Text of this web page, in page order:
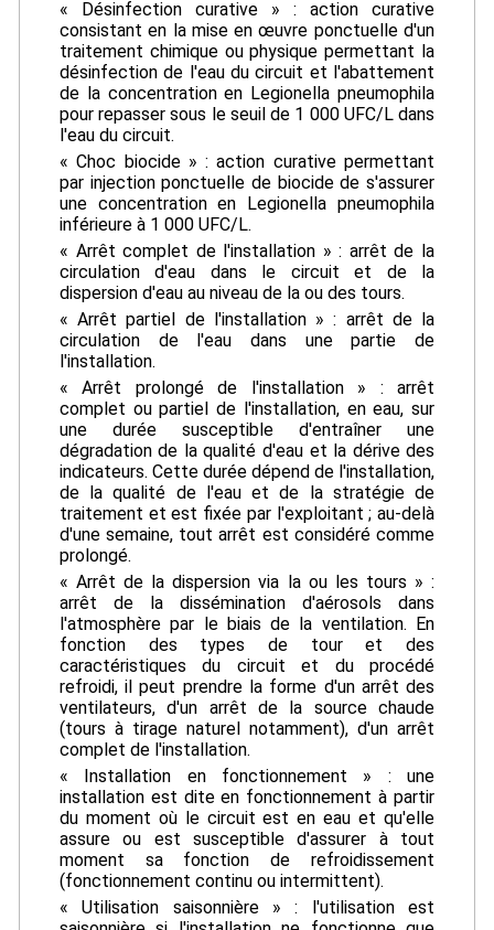
« Désinfection curative » : action curative
consistant en la mise en œuvre ponctuelle d'un
traitement chimique ou physique permettant la
désinfection de l'eau du circuit et l'abattement
de la concentration en Legionella pneumophila
pour repasser sous le seuil de 1 000 UFC/L dans
l'eau du circuit.
« Choc biocide » : action curative permettant
par injection ponctuelle de biocide de s'assurer
une concentration en Legionella pneumophila
inférieure à 1 000 UFC/L.
« Arrêt complet de l'installation » : arrêt de la
circulation d'eau dans le circuit et de la
dispersion d'eau au niveau de la ou des tours.
« Arrêt partiel de l'installation » : arrêt de la
circulation de l'eau dans une partie de
l'installation.
« Arrêt prolongé de l'installation » : arrêt
complet ou partiel de l'installation, en eau, sur
une durée susceptible d'entraîner une
dégradation de la qualité d'eau et la dérive des
indicateurs. Cette durée dépend de l'installation,
de la qualité de l'eau et de la stratégie de
traitement et est fixée par l'exploitant ; au-delà
d'une semaine, tout arrêt est considéré comme
prolongé.
« Arrêt de la dispersion via la ou les tours » :
arrêt de la dissémination d'aérosols dans
l'atmosphère par le biais de la ventilation. En
fonction des types de tour et des
caractéristiques du circuit et du procédé
refroidi, il peut prendre la forme d'un arrêt des
ventilateurs, d'un arrêt de la source chaude
(tours à tirage naturel notamment), d'un arrêt
complet de l'installation.
« Installation en fonctionnement » : une
installation est dite en fonctionnement à partir
du moment où le circuit est en eau et qu'elle
assure ou est susceptible d'assurer à tout
moment sa fonction de refroidissement
(fonctionnement continu ou intermittent).
« Utilisation saisonnière » : l'utilisation est